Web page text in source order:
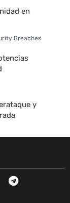
en
Breaches
y
es
Breaches
T
e